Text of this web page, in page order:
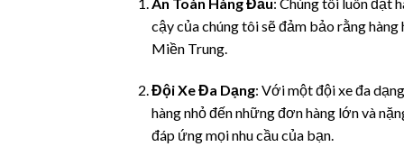
cậy của chúng tôi sẽ đảm bảo rằng
Miền Trung.
Đội Xe Đa Dạng: Với một đội xe đa
hàng nhỏ đến những đơn hàng lớn và
đáp ứng mọi nhu cầu của bạn.